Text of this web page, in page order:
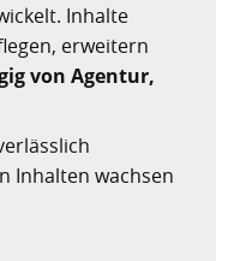
Inhalte
erweitern
von Agentur,
Inhalten wachsen